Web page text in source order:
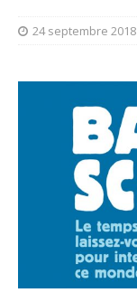
24 septembre 2018